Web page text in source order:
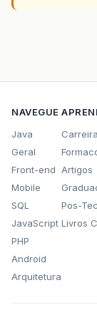
NAVEGUE
Java
Geral
Front-end
Mobile
SQL
JavaScript
PHP
Android
Arquitetura
Artigos
Pos-
Livros